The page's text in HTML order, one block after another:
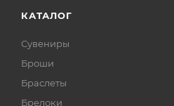
КАТАЛОГ
Сувениры
Броши
Браслеты
Брелоки